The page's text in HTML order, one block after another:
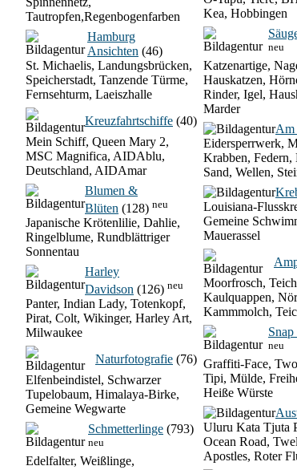
Tautropfen,Regenbogenfarben
Hamburg
Ansichten (46)
St. Michaelis, Landungsbrücken,
Speicherstadt, Tanzende Türme,
Fernsehturm, Laeiszhalle
Kreuzfahrtschiffe (40)
Mein Schiff, Queen Mary 2,
MSC Magnifica, AIDAblu,
Deutschland, AIDAmar
Blumen &
Blüten (128) neu
Japanische Krötenlilie, Dahlie,
Ringelblume, Rundblättriger
Sonnentau
Harley
Davidson (126) neu
Panter, Indian Lady, Totenkopf,
Pirat, Colt, Wikinger, Harley Art,
Milwaukee
Naturfotografie (76)
Elfenbeindistel, Schwarzer
Tupelobaum, Himalaya-Birke,
Gemeine Wegwarte
Schmetterlinge (793)
neu
Edelfalter, Weißlinge,
Kea, Hobbingen
neu
Katzenartige,
Hauskatzen,
Rinder, Igel,
Marder
Am
Eidersperrwerk,
Krabben, Federn,
Sand, Wellen,
Louisiana-
Gemeine
Mauerassel
Moorfrosch,
Kaulquappen,
Kammmolch,
neu
Graffiti-Face,
Tipi, Mülde,
Heiße Würste
Uluru Kata Tjuta
Ocean Road,
Apostles, Roter